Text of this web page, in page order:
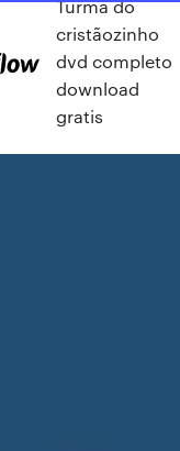
Turma do
cristãozinho
dvd completo
download
gratis